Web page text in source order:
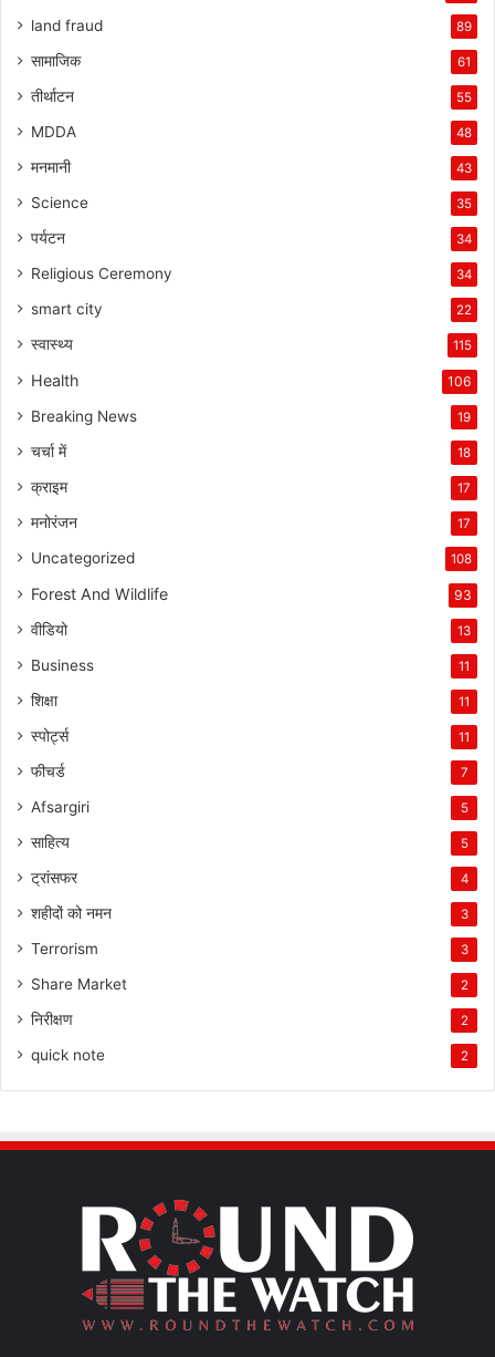
land fraud 89
सामाजिक 61
तीर्थाटन 55
MDDA 48
मनमानी 43
Science 35
पर्यटन 34
Religious Ceremony 34
smart city 22
स्वास्थ्य 115
Health 106
Breaking News 19
चर्चा में 18
क्राइम 17
मनोरंजन 17
Uncategorized 108
Forest And Wildlife 93
वीडियो 13
Business 11
शिक्षा 11
स्पोर्ट्स 11
फीचर्ड 7
Afsargiri 5
साहित्य 5
ट्रांसफर 4
शहीदों को नमन 3
Terrorism 3
Share Market 2
निरीक्षण 2
quick note 2